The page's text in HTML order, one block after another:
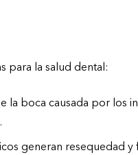
para la salud dental:
la boca causada por los
generan resequedad y